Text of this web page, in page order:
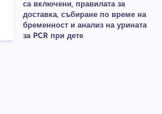
са включени, правилата за
доставка, събиране по време на
бременност и анализ на урината
за PCR при дете